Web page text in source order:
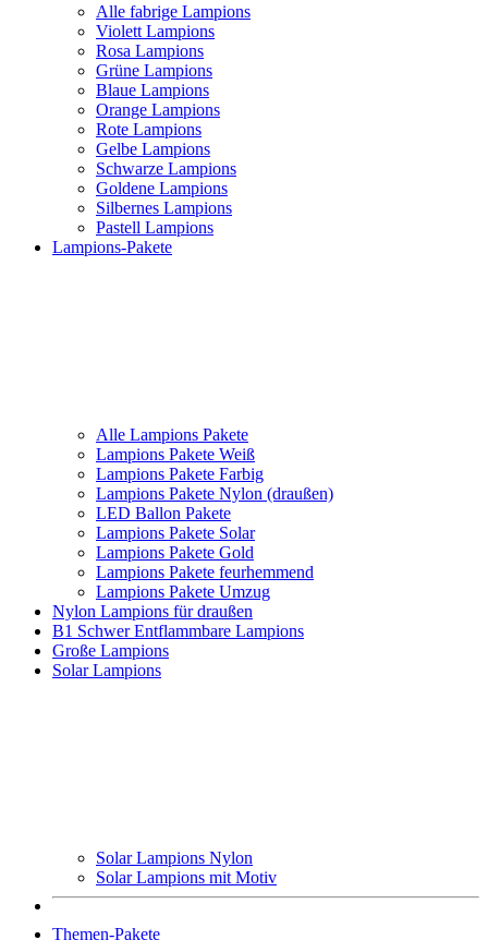
Alle fabrige Lampions
Violett Lampions
Rosa Lampions
Grüne Lampions
Blaue Lampions
Orange Lampions
Rote Lampions
Gelbe Lampions
Schwarze Lampions
Goldene Lampions
Silbernes Lampions
Pastell Lampions
Lampions-Pakete
Alle Lampions Pakete
Lampions Pakete Weiß
Lampions Pakete Farbig
Lampions Pakete Nylon (draußen)
LED Ballon Pakete
Lampions Pakete Solar
Lampions Pakete Gold
Lampions Pakete feurhemmend
Lampions Pakete Umzug
Nylon Lampions für draußen
B1 Schwer Entflammbare Lampions
Große Lampions
Solar Lampions
Solar Lampions Nylon
Solar Lampions mit Motiv
Themen-Pakete